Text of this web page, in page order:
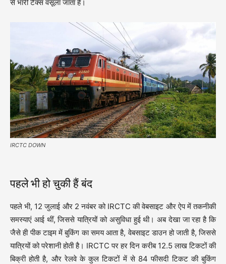
से भारी टैक्स वसूला जाता है।
IRCTC DOWN
पहले भी हो चुकी हैं बंद
पहले भी, 12 जुलाई और 2 नवंबर को IRCTC की वेबसाइट और ऐप में तकनीकी
समस्याएं आई थीं, जिससे यात्रियों को असुविधा हुई थी। अब देखा जा रहा है कि
जैसे ही पीक टाइम में बुकिंग का समय आता है, वेबसाइट डाउन हो जाती है, जिससे
यात्रियों को परेशानी होती है। IRCTC पर हर दिन करीब 12.5 लाख टिकटों की
बिक्री होती है, और रेलवे के कुल टिकटों में से 84 फीसदी टिकट की बुकिंग